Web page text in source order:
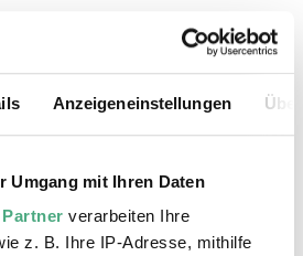
Anzeigeneinstellungen
Umgang mit Ihren Daten
Partner verarbeiten Ihre
z. B. Ihre IP-Adresse, mithilfe